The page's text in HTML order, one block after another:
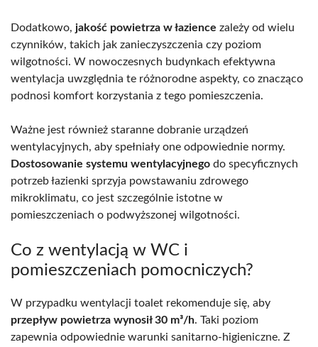
Dodatkowo, jakość powietrza w łazience zależy od wielu
czynników, takich jak zanieczyszczenia czy poziom
wilgotności. W nowoczesnych budynkach efektywna
wentylacja uwzględnia te różnorodne aspekty, co znacząco
podnosi komfort korzystania z tego pomieszczenia.
Ważne jest również staranne dobranie urządzeń
wentylacyjnych, aby spełniały one odpowiednie normy.
Dostosowanie systemu wentylacyjnego do specyficznych
potrzeb łazienki sprzyja powstawaniu zdrowego
mikroklimatu, co jest szczególnie istotne w
pomieszczeniach o podwyższonej wilgotności.
Co z wentylacją w WC i
pomieszczeniach pomocniczych?
W przypadku wentylacji toalet rekomenduje się, aby
przepływ powietrza wynosił 30 m³/h. Taki poziom
zapewnia odpowiednie warunki sanitarno-higieniczne. Z